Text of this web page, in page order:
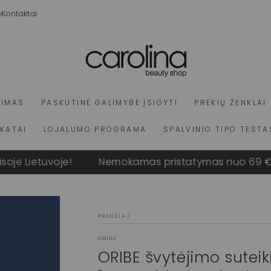
Kontaktai
PASKUTINĖ GALIMYBĖ ĮSIGYTI PREKIŲ ŽENKLAI
LOJALUMO PROGRAMA SPALVINIO TIPO
Lietuvoje! Nemokamas pristatymas nuo 69 €
PRADŽIA /
ORIBE
ORIBE švytėjimo